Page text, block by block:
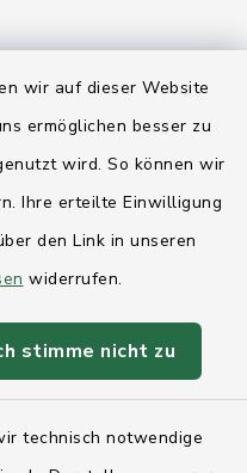
wir auf dieser Website
ermöglichen besser zu
wird. So können wir
Ihre erteilte Einwilligung
den Link in unseren
widerrufen.
stimme nicht zu
technisch notwendige
Holstein